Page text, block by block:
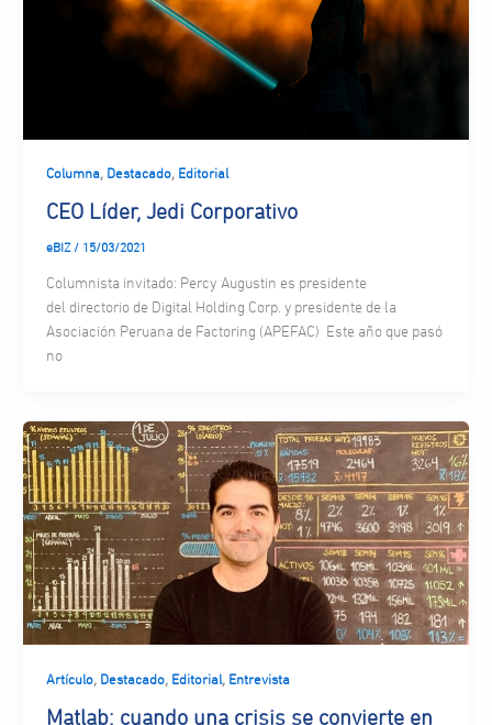
Columna, Destacado, Editorial
CEO Líder, Jedi Corporativo
eBIZ / 15/03/2021
Columnista invitado: Percy Augustin es presidente
del directorio de Digital Holding Corp. y presidente de la
Asociación Peruana de Factoring (APEFAC) Este año que pasó
no
Artículo, Destacado, Editorial, Entrevista
Matlab: cuando una crisis se convierte en